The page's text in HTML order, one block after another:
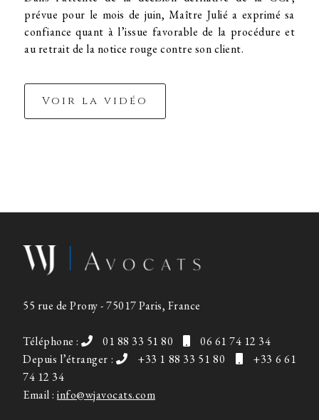
prévue pour le mois de juin, Maître Julié a exprimé sa
confiance quant à l’issue favorable de la procédure et
au retrait de la notice rouge contre son client.
Voir la vidéo
55 rue de Prony - 75017 Paris, France
Téléphone : 01 88 33 51 80
06 61 74 12 34
Depuis l’étranger :
+33 1 88 33 51 80
+33 6 61
74 12 34
Email : info@wjavocats.com